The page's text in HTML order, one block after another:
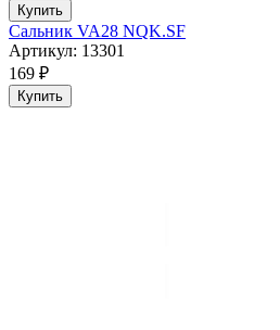
Купить
Сальник VA28 NQK.SF
Артикул: 13301
169 ₽
Купить